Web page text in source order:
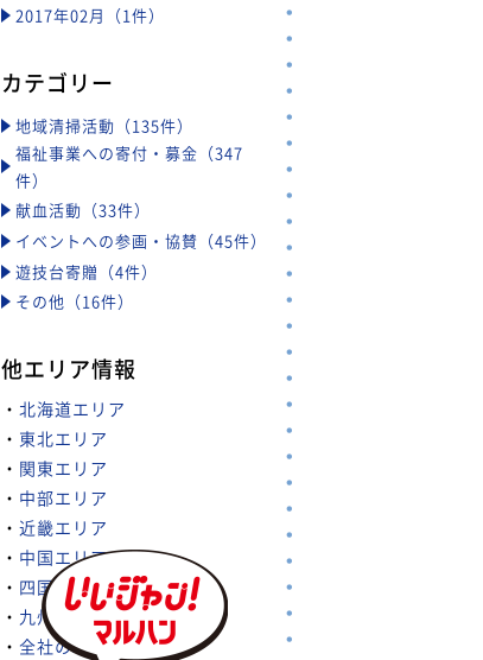
2017年02月（1件）
カテゴリー
地域清掃活動（135件）
福祉事業への寄付・募金（347
件）
献血活動（33件）
イベントへの参画・協賛（45件）
遊技台寄贈（4件）
その他（16件）
他エリア情報
・ 北海道エリア
・ 東北エリア
・ 関東エリア
・ 中部エリア
・ 近畿エリア
・ 中国エリア
・ 四国エリア
・ 九州・沖縄エリア
・ 全社の取り組み